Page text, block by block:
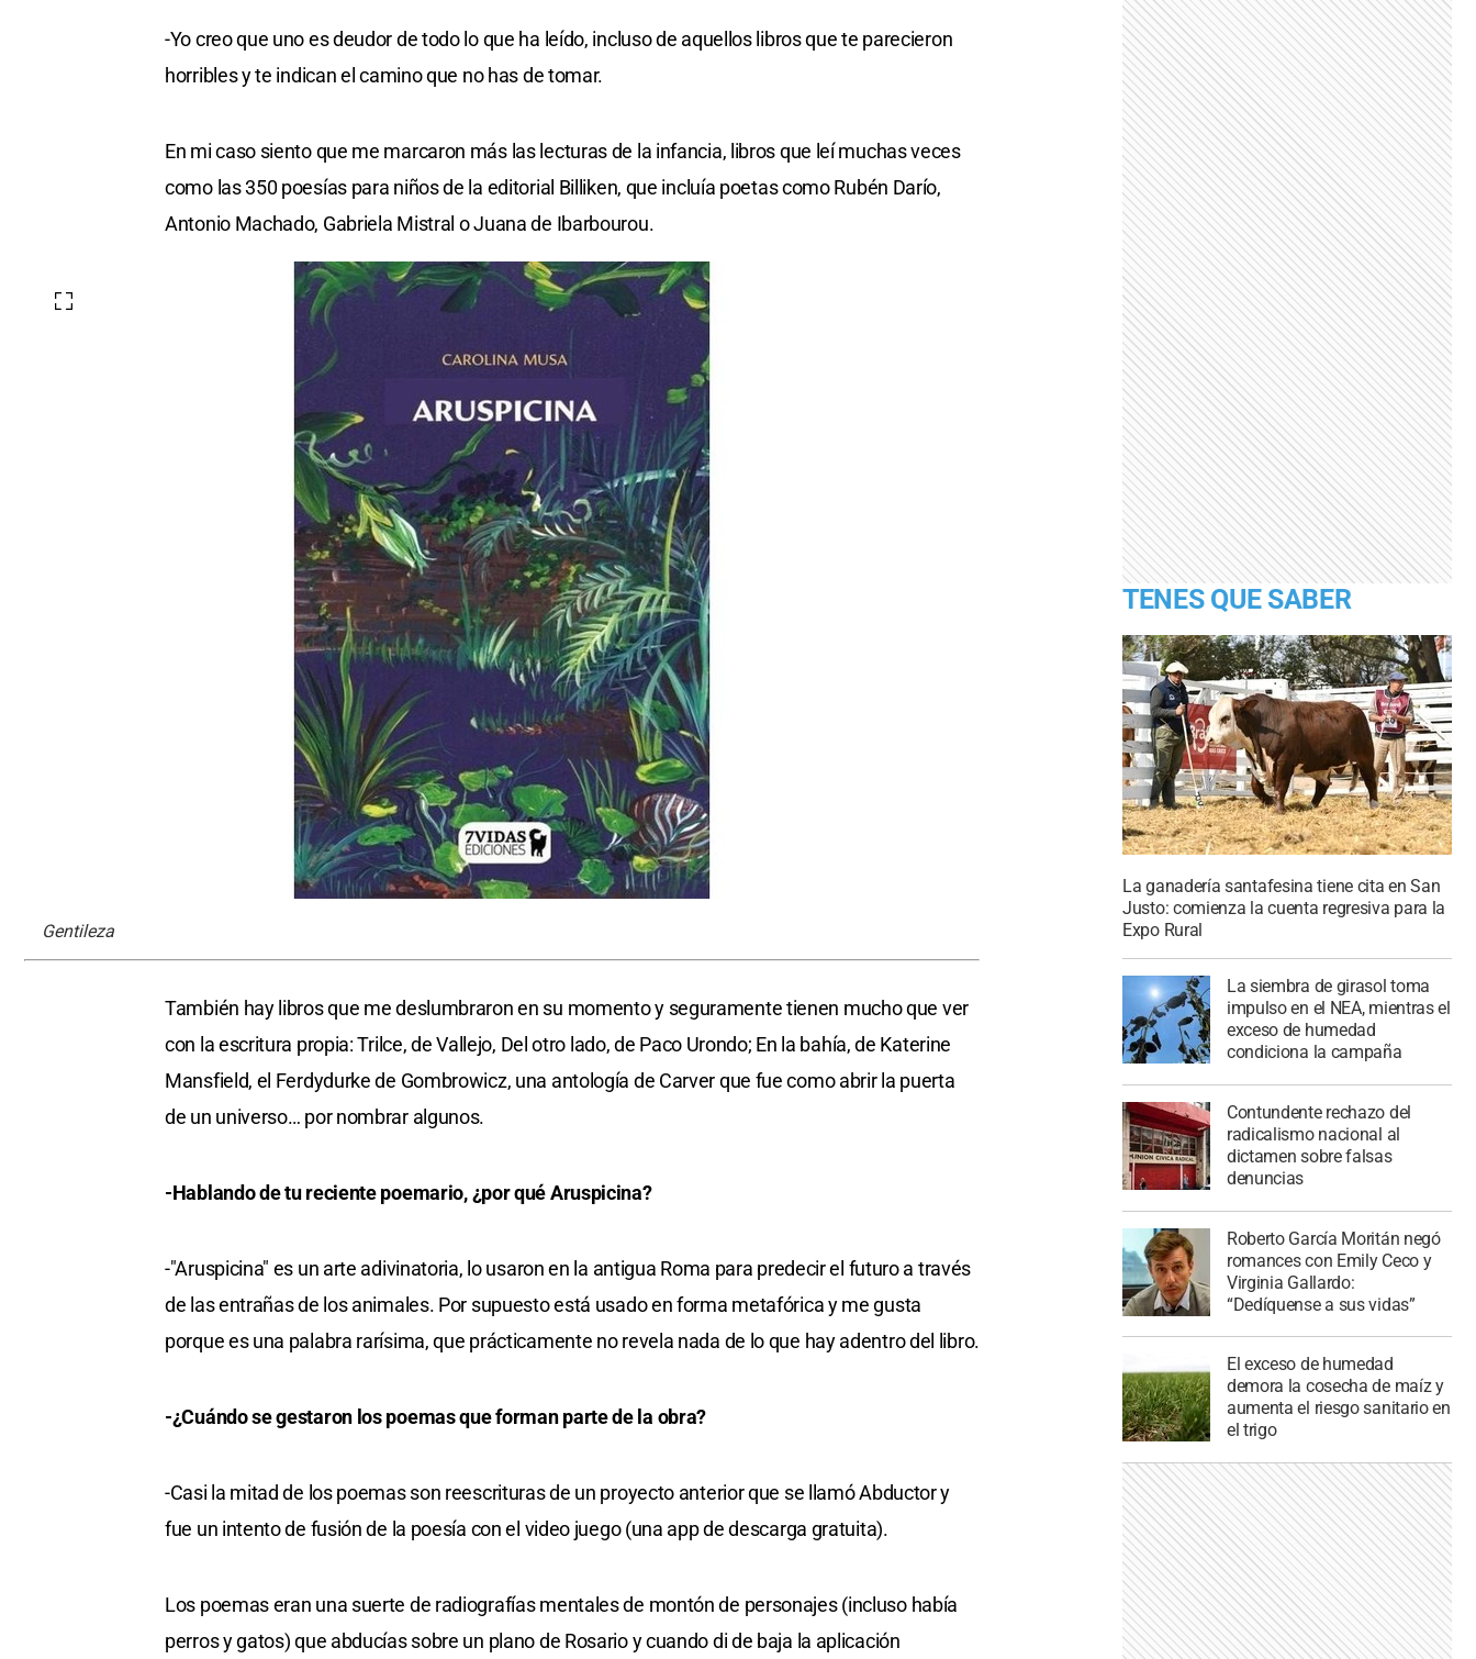
-Yo creo que uno es deudor de todo lo que ha leído, incluso de aquellos libros que te parecieron
horribles y te indican el camino que no has de tomar.
En mi caso siento que me marcaron más las lecturas de la infancia, libros que leí muchas veces
como las 350 poesías para niños de la editorial Billiken, que incluía poetas como Rubén Darío,
Antonio Machado, Gabriela Mistral o Juana de Ibarbourou.
Gentileza
También hay libros que me deslumbraron en su momento y seguramente tienen mucho que ver
con la escritura propia: Trilce, de Vallejo, Del otro lado, de Paco Urondo; En la bahía, de Katerine
Mansfield, el Ferdydurke de Gombrowicz, una antología de Carver que fue como abrir la puerta
de un universo… por nombrar algunos.
-Hablando de tu reciente poemario, ¿por qué Aruspicina?
-"Aruspicina" es un arte adivinatoria, lo usaron en la antigua Roma para predecir el futuro a través
de las entrañas de los animales. Por supuesto está usado en forma metafórica y me gusta
porque es una palabra rarísima, que prácticamente no revela nada de lo que hay adentro del libro.
-¿Cuándo se gestaron los poemas que forman parte de la obra?
-Casi la mitad de los poemas son reescrituras de un proyecto anterior que se llamó Abductor y
fue un intento de fusión de la poesía con el video juego (una app de descarga gratuita).
Los poemas eran una suerte de radiografías mentales de montón de personajes (incluso había
perros y gatos) que abducías sobre un plano de Rosario y cuando di de baja la aplicación
TENES QUE SABER
La ganadería santafesina tiene cita en San
Justo: comienza la cuenta regresiva para la
Expo Rural
La siembra de girasol toma
impulso en el NEA, mientras el
exceso de humedad
condiciona la campaña
Contundente rechazo del
radicalismo nacional al
dictamen sobre falsas
denuncias
Roberto García Moritán negó
romances con Emily Ceco y
Virginia Gallardo:
“Dedíquense a sus vidas”
El exceso de humedad
demora la cosecha de maíz y
aumenta el riesgo sanitario en
el trigo